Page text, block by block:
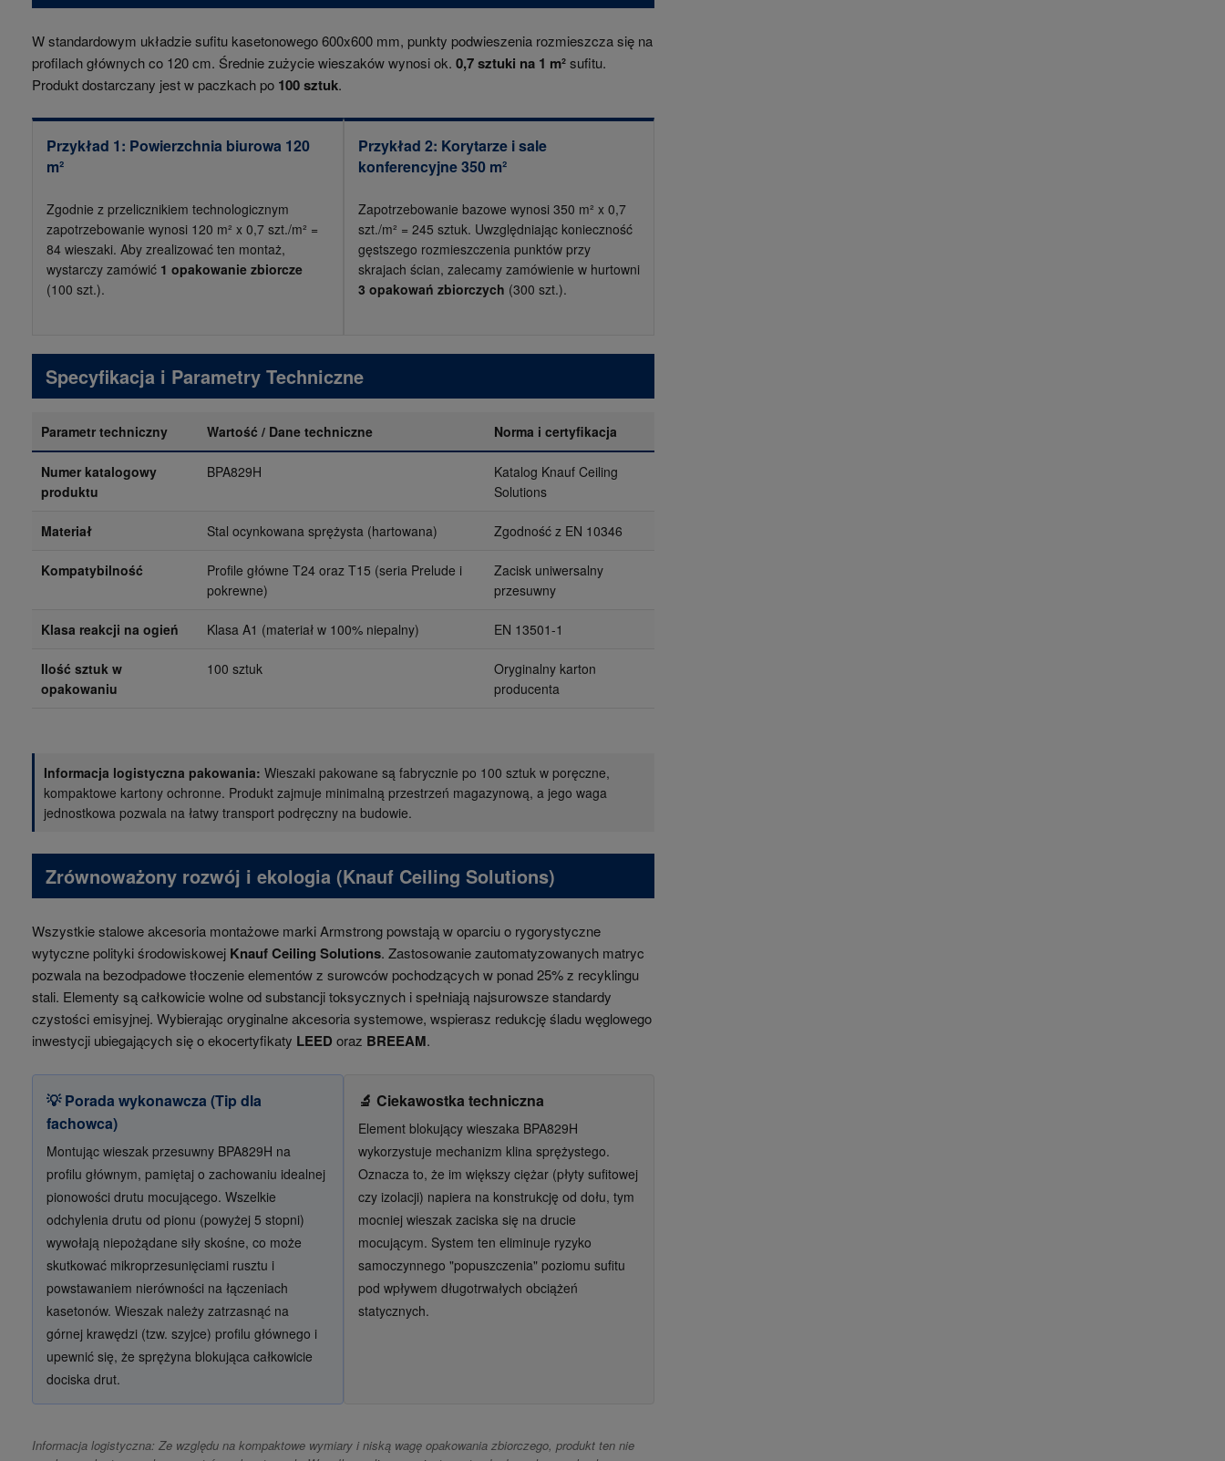
W standardowym układzie sufitu kasetonowego 600x600 mm, punkty podwieszenia rozmieszcza się na
profilach głównych co 120 cm. Średnie zużycie wieszaków wynosi ok. 0,7 sztuki na 1 m²sufitu.
Produkt dostarczany jest w paczkach po 100 sztuk.
Przykład 1: Powierzchnia biurowa 120
m²
Zgodnie z przelicznikiem technologicznym
zapotrzebowanie wynosi 120 m² x 0,7 szt./m² =
84 wieszaki. Aby zrealizować ten montaż,
wystarczy zamówić 1 opakowanie zbiorcze
(100 szt.).
Przykład 2: Korytarze i sale
konferencyjne 350 m²
Zapotrzebowanie bazowe wynosi 350 m² x 0,7
szt./m² = 245 sztuk. Uwzględniając konieczność
gęstszego rozmieszczenia punktów przy
skrajach ścian, zalecamy zamówienie w hurtowni
3 opakowań zbiorczych (300 szt.).
Specyfikacja i Parametry Techniczne
Parametr techniczny Wartość / Dane techniczne Norma i certyfikacja
Numer katalogowy
produktu
BPA829H
Katalog Knauf Ceiling
Solutions
Materiał Stal ocynkowana sprężysta (hartowana) Zgodność z EN 10346
Kompatybilność
Profile główne T24 oraz T15 (seria Prelude i
pokrewne)
Zacisk uniwersalny
przesuwny
Klasa reakcji na ogień Klasa A1 (materiał w 100% niepalny) EN 13501-1
Ilość sztuk w
opakowaniu
100 sztuk
Oryginalny karton
producenta
Informacja logistyczna pakowania: Wieszaki pakowane są fabrycznie po 100 sztuk w poręczne,
kompaktowe kartony ochronne. Produkt zajmuje minimalną przestrzeń magazynową, a jego waga
jednostkowa pozwala na łatwy transport podręczny na budowie.
Zrównoważony rozwój i ekologia (Knauf Ceiling Solutions)
Wszystkie stalowe akcesoria montażowe marki Armstrong powstają w oparciu o rygorystyczne
wytyczne polityki środowiskowej Knauf Ceiling Solutions. Zastosowanie zautomatyzowanych matryc
pozwala na bezodpadowe tłoczenie elementów z surowców pochodzących w ponad 25% z recyklingu
stali. Elementy są całkowicie wolne od substancji toksycznych i spełniają najsurowsze standardy
czystości emisyjnej. Wybierając oryginalne akcesoria systemowe, wspierasz redukcję śladu węglowego
inwestycji ubiegających się o ekocertyfikaty LEED oraz BREEAM.
💡 Porada wykonawcza (Tip dla
fachowca)
Montując wieszak przesuwny BPA829H na
profilu głównym, pamiętaj o zachowaniu idealnej
pionowości drutu mocującego. Wszelkie
odchylenia drutu od pionu (powyżej 5 stopni)
wywołają niepożądane siły skośne, co może
skutkować mikroprzesunięciami rusztu i
powstawaniem nierówności na łączeniach
kasetonów. Wieszak należy zatrzasnąć na
górnej krawędzi (tzw. szyjce) profilu głównego i
upewnić się, że sprężyna blokująca całkowicie
dociska drut.
🔬 Ciekawostka techniczna
Element blokujący wieszaka BPA829H
wykorzystuje mechanizm klina sprężystego.
Oznacza to, że im większy ciężar (płyty sufitowej
czy izolacji) napiera na konstrukcję od dołu, tym
mocniej wieszak zaciska się na drucie
mocującym. System ten eliminuje ryzyko
samoczynnego "popuszczenia" poziomu sufitu
pod wpływem długotrwałych obciążeń
statycznych.
Informacja logistyczna: Ze względu na kompaktowe wymiary i niską wagę opakowania zbiorczego, produkt ten nie